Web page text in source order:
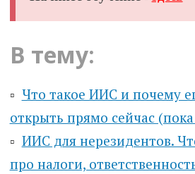
В тему:
▫️ Что такое ИИС и почему
открыть прямо сейчас
▫️ ИИС для нерезидентов.
про налоги,